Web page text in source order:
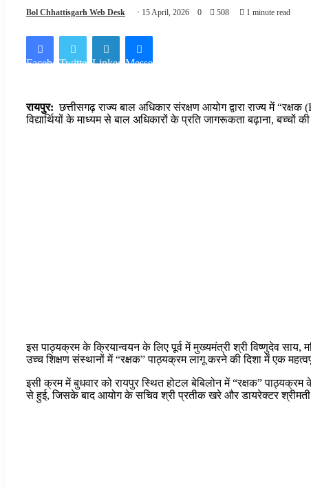
Bol Chhattisgarh Web Desk 15 April, 2026 0 508 1 minute read
FacebookTwitter LinkedInMessenger
रायपुर:छत्तीसगढ़ राज्य बाल अधिकार संरक्षण आयोग द्वारा राज्य में
विद्यार्थियों के माध्यम से बाल अधिकारों के प्रति जागरूकता बढ़ाना,
इस पाठ्यक्रम के क्रियान्वयन के लिए पूर्व में मुख्यमंत्री श्री विष्णुदेव साय,
उच्च शिक्षण संस्थानों में “रक्षक” पाठ्यक्रम लागू करने की दिशा में एक
इसी क्रम में बुधवार को रायपुर स्थित होटल बेबिलोन में “रक्षक”
से हुई, जिसके बाद आयोग के सचिव श्री प्रतीक खरे और डायरेक्टर श्रीमती